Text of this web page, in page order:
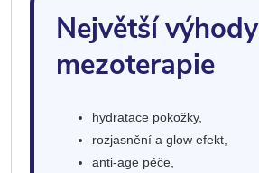
Největší výhody
mezoterapie
hydratace pokožky,
rozjasnění a glow efekt,
anti-age péče,